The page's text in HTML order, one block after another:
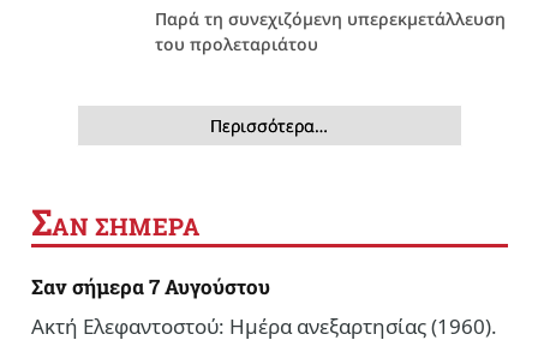
Παρά τη συνεχιζόμενη υπερεκμετάλλευση
του προλεταριάτου
Περισσότερα…
ΣΑΝ ΣΗΜΕΡΑ
Σαν σήμερα 7 Αυγούστου
Ακτή Ελεφαντοστού: Ημέρα ανεξαρτησίας (1960).